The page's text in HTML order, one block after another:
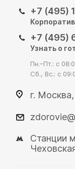
+7 (495)
+7 (495)
Узнать о
Пн.–Пт.: с
Сб., Вс.: с
г.
Станции